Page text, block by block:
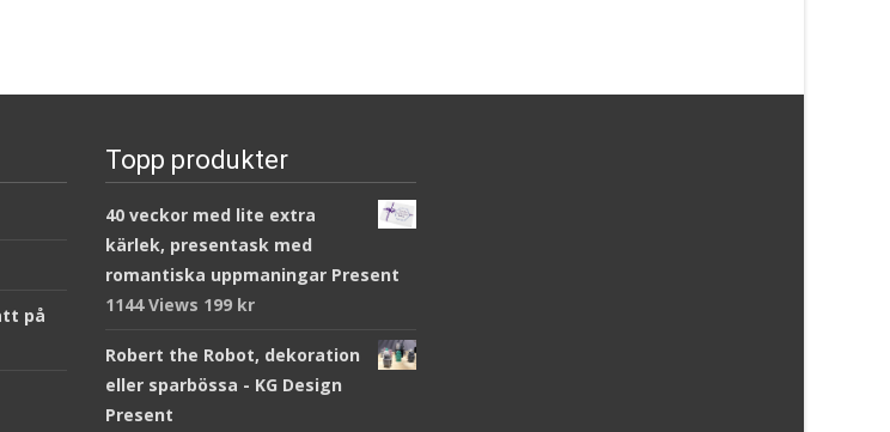
på
Topp produkter
40 veckor med lite extra
kärlek, presentask med
romantiska uppmaningar Present
1144 Views 199 kr
Robert the Robot, dekoration
eller sparbössa - KG Design
Present